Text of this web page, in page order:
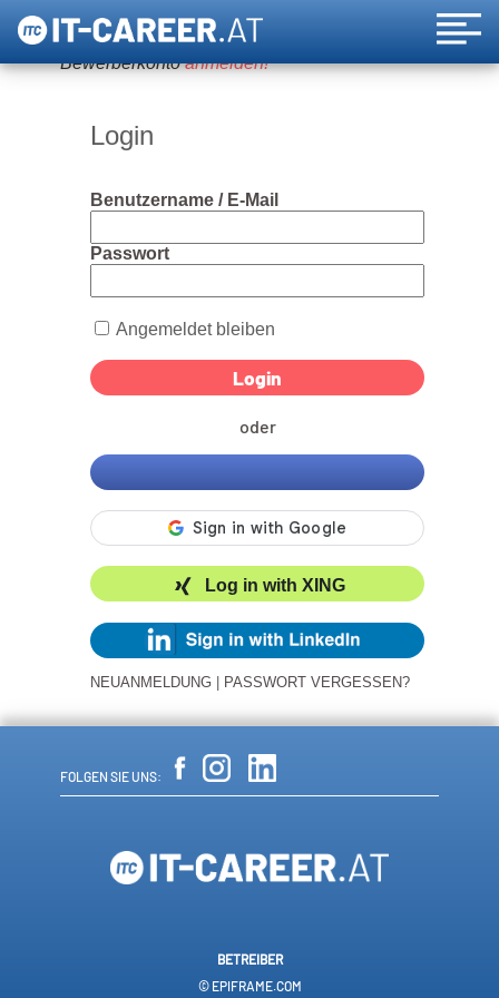
Um diese Funktion nutzen zu können, bitte ein
Bewerberkontoanmelden!
Login
Benutzername / E-Mail
Passwort
Angemeldet bleiben
oder
Log in with XING
NEUANMELDUNG PASSWORT VERGESSEN?
FOLGEN SIE UNS:
BETREIBER
© EPIFRAME.COM